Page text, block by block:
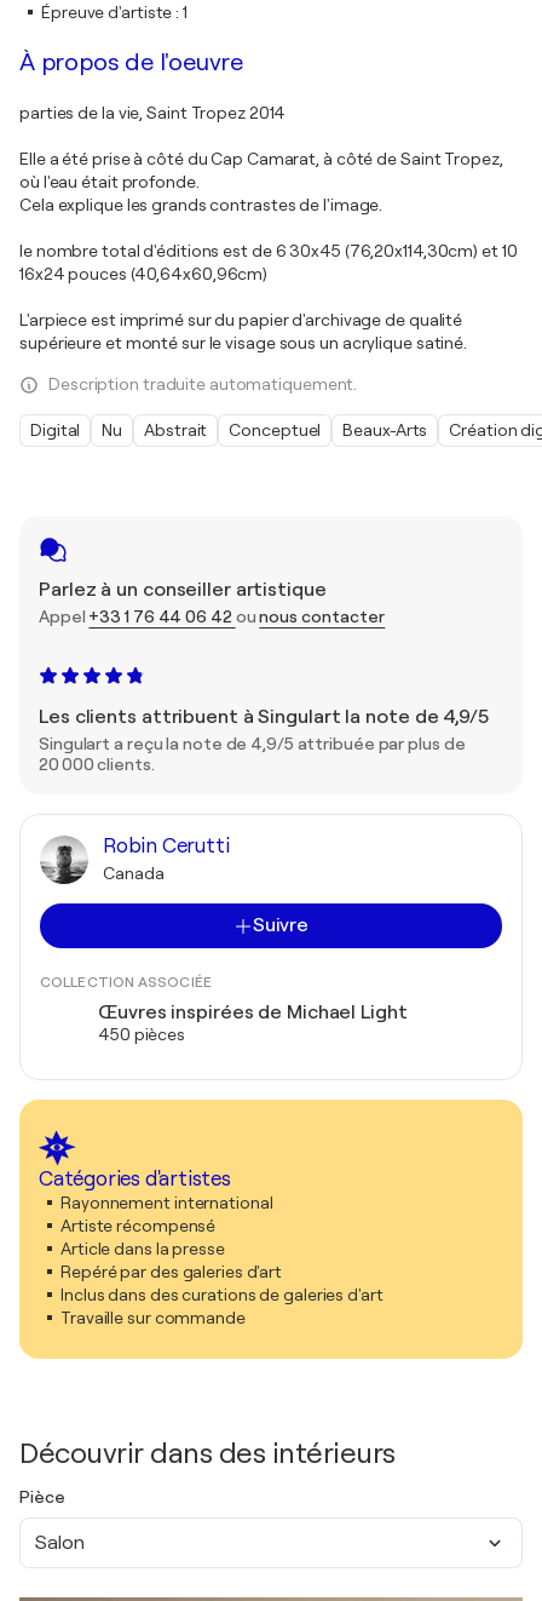
Parlez à un conseiller artistique
Appel +33 1 76 44 06 42 ounous contacter
Les clients attribuent à Singulart la note de 4,9/5
Singulart a reçu la note de 4,9/5 attribuée par plus de
20 000 clients.
Robin Cerutti
Canada
Suivre
COLLECTION ASSOCIÉE
Œuvres inspirées de Michael Light
450 pièces
Catégories d'artistes
Rayonnement international
Artiste récompensé
Article dans la presse
Repéré par des galeries d'art
Inclus dans des curations de galeries d'art
Travaille sur commande
Découvrir dans des intérieurs
Pièce
Salon
Épreuve d'artiste:1
À propos de l'oeuvre
parties de la vie, Saint Tropez 2014
Elle a été prise à côté du Cap Camarat, à côté de Saint Tropez,
où l'eau était profonde.
Cela explique les grands contrastes de l'image.
le nombre total d'éditions est de 6 30x45 (76,20x114,30cm) et 10
16x24 pouces (40,64x60,96cm)
L'arpiece est imprimé sur du papier d'archivage de qualité
supérieure et monté sur le visage sous un acrylique satiné.
Description traduite automatiquement.
Digital Nu Abstrait Conceptuel Beaux-Arts Création